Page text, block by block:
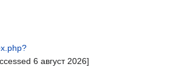
6 август 2026]